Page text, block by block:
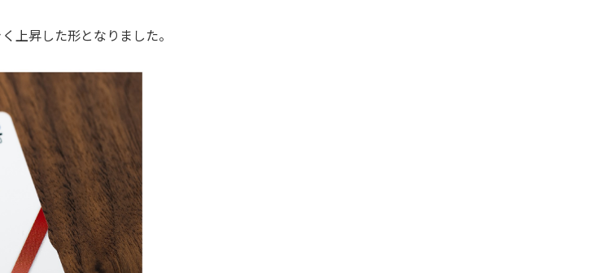
上昇した形となりました。